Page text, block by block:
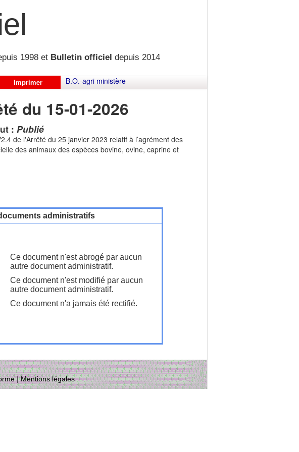
1998 et Bulletin officiel depuis 2014
Imprimer B.O.-agri ministère
du 15-01-2026
: Publié
de l'Arrêté du 25 janvier 2023 relatif à l’agrément des
des animaux des espèces bovine, ovine, caprine et
administratifs
Ce document n'est abrogé par aucun
autre document administratif.
Ce document n'est modifié par aucun
autre document administratif.
Ce document n'a jamais été rectifié.
|Mentions légales